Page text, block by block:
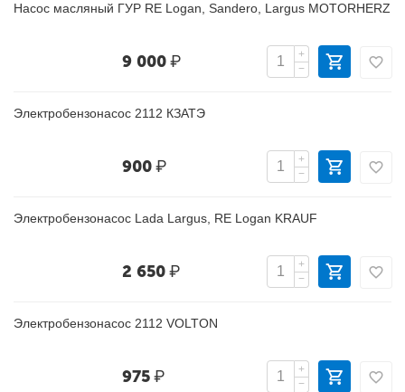
Насос масляный ГУР RE Logan, Sandero, Largus MOTORHERZ
9 000₽
+
−
Электробензонасос 2112 КЗАТЭ
900₽
+
−
Электробензонасос Lada Largus, RE Logan KRAUF
2 650₽
+
−
Электробензонасос 2112 VOLTON
975₽
+
−